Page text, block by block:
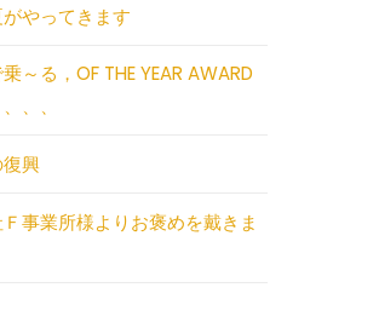
やってきます
～る，OF THE YEAR AWARD
、、
興
事業所様よりお褒めを戴きま